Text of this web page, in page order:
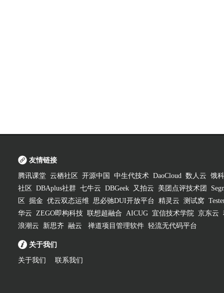
友情链接
腾讯课堂 云栖社区 开源中国 中生代技术 DaoCloud 数人云 饿
社区
DBAplus社群 七牛云 DBGeek 又拍云 美团点评技术团
区
掘金 优云双态运维 思必驰DUI开放平台 精灵云 测试窝
华云 ZEGO即构科技 联想超融合 AICUG 宜信技术学院 京东云
浪潮云
新思齐 融云 禅道项目管理软件 轻流无代码平台
关于我们
关于我们 联系我们